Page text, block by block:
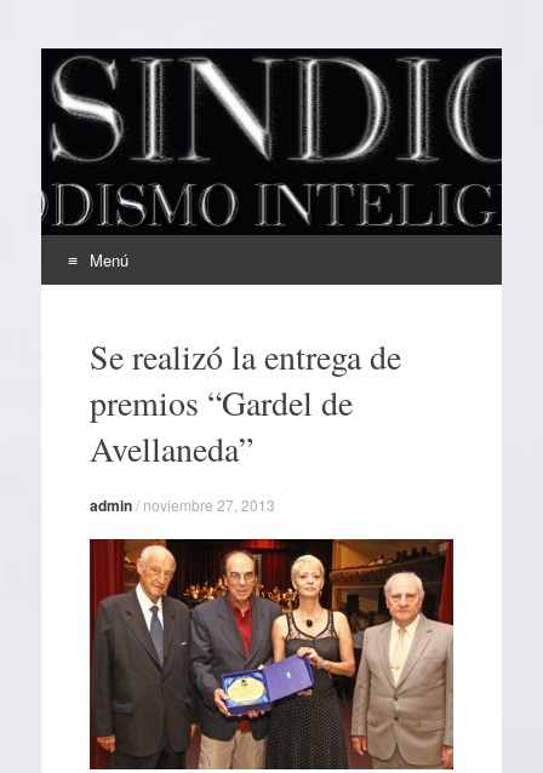
EL SINDICAL
Periodismo Inteligente
Menú
contenidoSe realizó la entrega de
premios “Gardel de
Avellaneda”
admin/ noviembre 27, 2013